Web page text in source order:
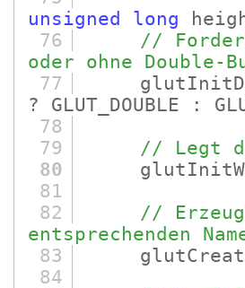
unsigned
long
76
//
oder ohne Double-
77
? GLUT_DOUBLE :
78
79
// Legt
80
81
82
//
entsprechenden
83
84